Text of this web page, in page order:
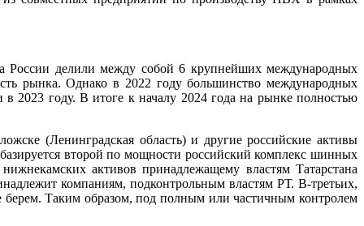
делили между собой 6 крупнейших международных
рынка. Однако в 2022 году большинство международных
2023 году. В итоге к началу 2024 года на рынке полностью
(Ленинградская область) и другие российские активы
второй по мощности российский комплекс шинных
активов принадлежащему властям Татарстана
компаниям, подконтрольным властям РТ. В-третьих,
берем. Таким образом, под полным или частичным контролем